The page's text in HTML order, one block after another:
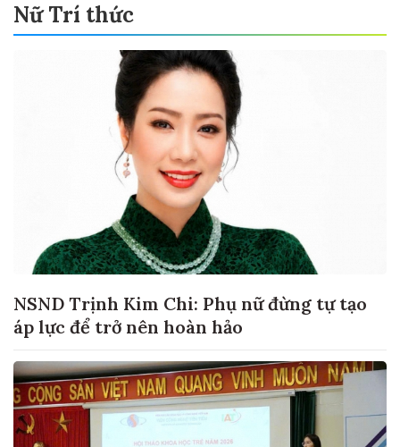
Nữ Trí thức
NSND Trịnh Kim Chi: Phụ nữ đừng tự tạo
áp lực để trở nên hoàn hảo